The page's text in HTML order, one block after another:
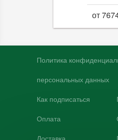
от
Политика
персональных данных
Как подписаться
Оплата